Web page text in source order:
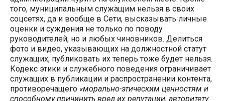
того, муниципальным служащим нельзя в своих
соцсетях, да и вообще в Сети, высказывать личные
оценки и суждения не только по поводу
руководителей, но и любых чиновников. Делиться
фото и видео, указывающих на должностной статут
служащих, публиковать их теперь тоже будет нельзя.
Кодекс этики и служебного поведения ограничивает
служащих в публикации и распространении контента,
противоречащего «морально-этическим ценностям и
способному причинить вред их репутации, авторитету